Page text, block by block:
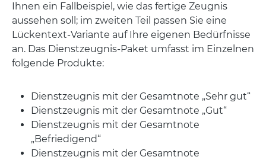
Ihnen ein Fallbeispiel, wie das fertige Zeugnis
aussehen soll; im zweiten Teil passen Sie eine
Lückentext-Variante auf Ihre eigenen Bedürfnisse
an. Das Dienstzeugnis-Paket umfasst im Einzelnen
folgende Produkte:
Dienstzeugnis mit der Gesamtnote „Sehr gut“
Dienstzeugnis mit der Gesamtnote „Gut“
Dienstzeugnis mit der Gesamtnote
„Befriedigend“
Dienstzeugnis mit der Gesamtnote